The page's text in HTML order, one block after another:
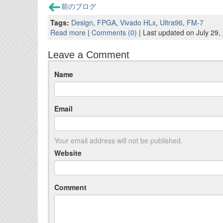
前のブログ
Tags: Design, FPGA, Vivado HLx, Ultra96, FM-7
Read more | Comments (0) | Last updated on July 29,
Leave a Comment
Name
Email
Your email address will not be published.
Website
Comment